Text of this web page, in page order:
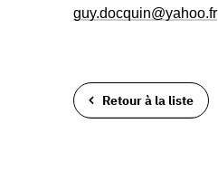
guy.docquin@yahoo.fr
Retour à la liste